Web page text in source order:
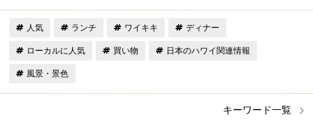
人気 ランチ ワイキキ ディナー
ローカルに人気 買い物 日本のハワイ関連情報
風景・景色
キーワード一覧